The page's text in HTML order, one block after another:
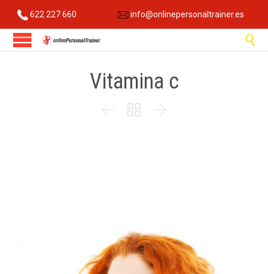
622 227 660 info@onlinepersonaltrainer.es

Vitamina c
  